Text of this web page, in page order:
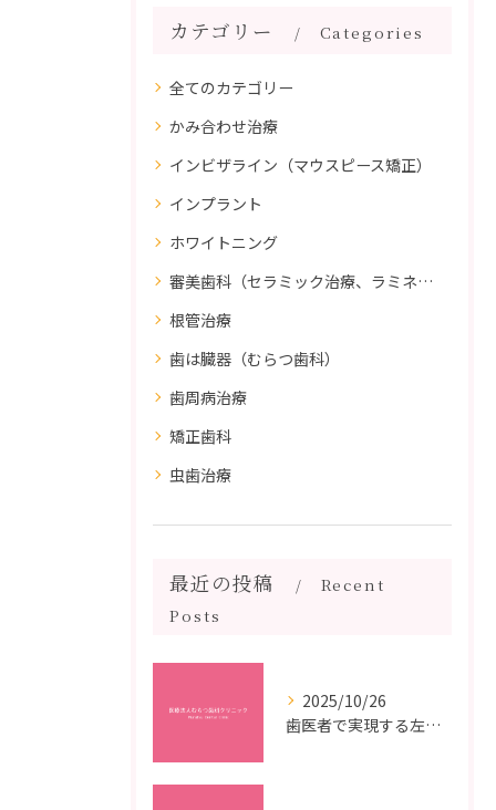
カテゴリー Categories
全てのカテゴリー
かみ合わせ治療
インビザライン（マウスピース矯正）
インプラント
ホワイトニング
審美歯科（セラミック治療、ラミネートべニア、ダイレクトボンディング）
根管治療
歯は臓器（むらつ歯科）
歯周病治療
矯正歯科
虫歯治療
最近の投稿
Recent
Posts
2025/10/26
歯医者で実現する左右対称治療のポイントと矯正治療選びの疑問解決ガイド